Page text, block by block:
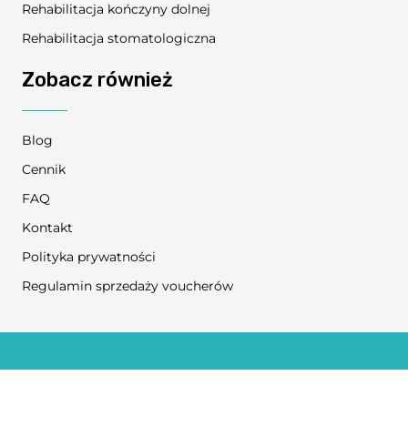
Rehabilitacja kończyny dolnej
Rehabilitacja stomatologiczna
Zobacz również
Blog
Cennik
FAQ
Kontakt
Polityka prywatności
Regulamin sprzedaży voucherów